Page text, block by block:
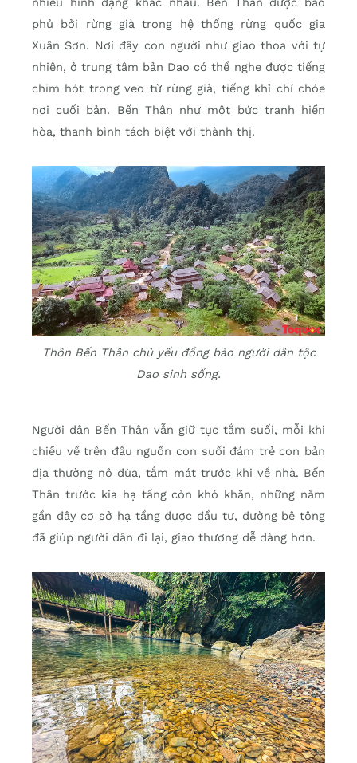
phủ bởi rừng già trong hệ thống rừng quốc gia
Xuân Sơn. Nơi đây con người như giao thoa với tự
nhiên, ở trung tâm bản Dao có thể nghe được tiếng
chim hót trong veo từ rừng già, tiếng khỉ chí chóe
nơi cuối bản. Bến Thân như một bức tranh hiền
hòa, thanh bình tách biệt với thành thị.
Thôn Bến Thân chủ yếu đồng bào người dân tộc
Dao sinh sống.
Người dân Bến Thân vẫn giữ tục tắm suối, mỗi khi
chiều về trên đầu nguồn con suối đám trẻ con bản
địa thường nô đùa, tắm mát trước khi về nhà. Bến
Thân trước kia hạ tầng còn khó khăn, những năm
gần đây cơ sở hạ tầng được đầu tư, đường bê tông
đã giúp người dân đi lại, giao thương dễ dàng hơn.